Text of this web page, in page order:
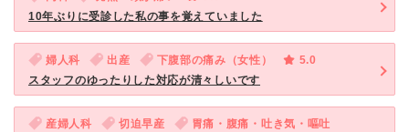
10年ぶりに受診した私の事を覚えていました
婦人科 出産 下腹部の痛み（女性）
5.0
スタッフのゆったりした対応が清々しいです
産婦人科 切迫早産
胃痛・腹痛・吐き気・嘔吐